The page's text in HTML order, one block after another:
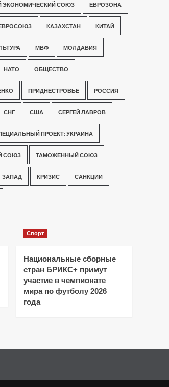
ЭКОНОМИЧЕСКИЙ СОЮЗ ЕВРОЗОНА
КАЗАХСТАН КИТАЙ
МВФ МОЛДАВИЯ
НАТО ОБЩЕСТВО
ПРИДНЕСТРОВЬЕ РОССИЯ
СНГ США СЕРГЕЙ ЛАВРОВ
ПРОЕКТ: УКРАИНА
СОЮЗ ТАМОЖЕННЫЙ СОЮЗ
ЗАПАД КРИЗИС САНКЦИИ
Спорт
Национальные сборные
стран БРИКС+ примут
участие в чемпионате
мира по футболу 2026
года